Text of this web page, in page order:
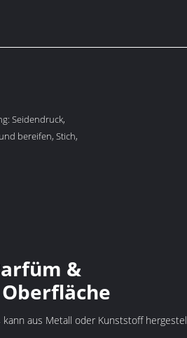
Seidendruck,
bereifen, Stich,
&
kann aus Metall oder Kunststoff